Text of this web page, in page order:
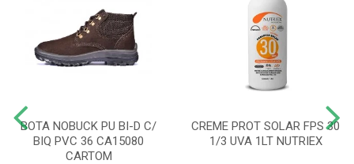
BOTA NOBUCK PU BI-D C/
BIQ PVC 36 CA15080
CARTOM
CREME PROT SOLAR FPS 30
1/3 UVA 1LT NUTRIEX